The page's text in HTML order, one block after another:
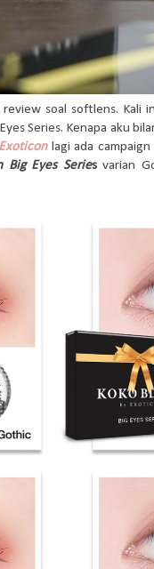
soal softlens. Kali
Series. Kenapa aku
Exoticon lagi ada
Big Eyes Seriesvarian